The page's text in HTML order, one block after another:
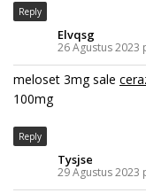
Reply
Elvqsg
26 Agustus 2023
meloset 3mg sale
100mg
Reply
Tysjse
29 Agustus 2023